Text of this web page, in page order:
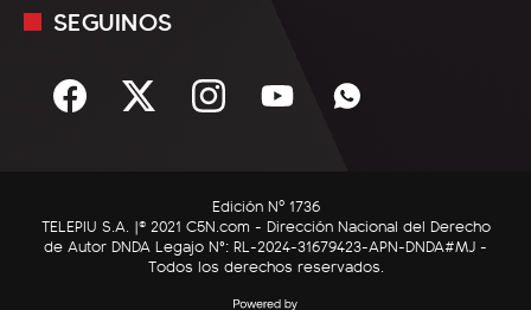
Sociedad
C5N Autos
RatingCero
Mediakit
Términos y condiciones
SEGUINOS
Edición Nº 1736
TELEPIU S.A. |© 2021 C5N.com - Dirección Nacional del Derecho
de Autor DNDA Legajo N°: RL-2024-31679423-APN-DNDA#MJ -
Todos los derechos reservados.